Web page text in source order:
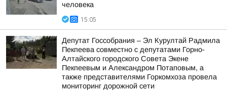
человека
15:05
Депутат Госсобрания – Эл Курултай Радмила
Пекпеева совместно с депутатами Горно-
Алтайского городского Совета Экене
Пекпеевым и Александром Потаповым, а
также представителями Горкомхоза провела
мониторинг дорожной сети